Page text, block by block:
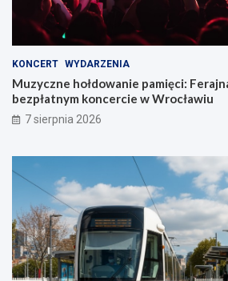
KONCERT WYDARZENIA
Muzyczne hołdowanie pamięci:
bezpłatnym koncercie w Wrocławiu
7 sierpnia 2026